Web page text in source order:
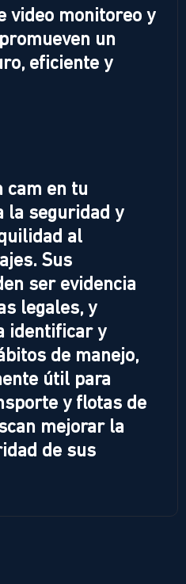
video monitoreo y
un
eficiente y
cam en tu
la seguridad y
al
Sus
ser evidencia
legales, y
identificar y
de manejo,
útil para
y flotas de
mejorar la
de sus